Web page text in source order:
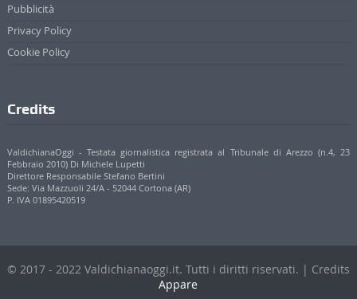
Pubblicità
Privacy Policy
Cookie Policy
Credits
ValdichianaOggi - Testata giornalistica registrata al Tribunale di Arezzo (n.4, 23
Febbraio 2010) Di Michele Lupetti
Direttore Responsabile Stefano Bertini
Sede: Via Mazzuoli 24/A - 52044 Cortona (AR)
P. IVA 01895420519
© 2017 - 2022 Valdichianaoggi.it. Tutti i diritti riservati. | Credits
Appare